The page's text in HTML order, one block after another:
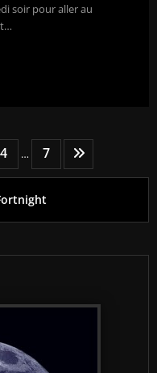
soir pour aller au
4 … 7